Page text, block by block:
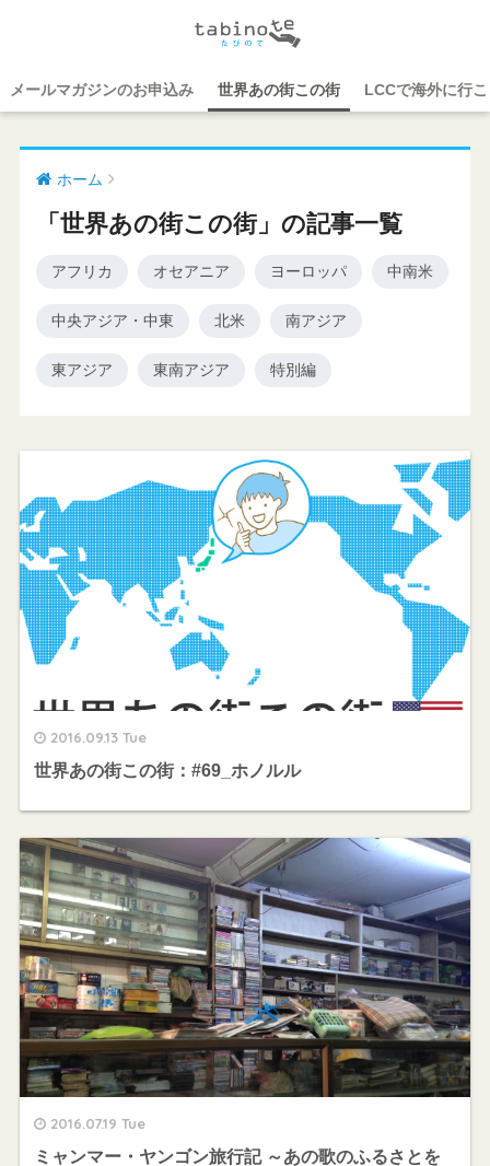
メールマガジンのお申込み 世界あの街この街 LCCで海外に行
ホーム
「世界あの街この街」の記事一覧
アフリカ オセアニア ヨーロッパ 中南米
中央アジア・中東 北米 南アジア
東アジア 東南アジア 特別編
2016.09.13 Tue
世界あの街この街：#69_ホノルル
2016.07.19 Tue
ミャンマー・ヤンゴン旅行記 ～あの歌のふるさとを